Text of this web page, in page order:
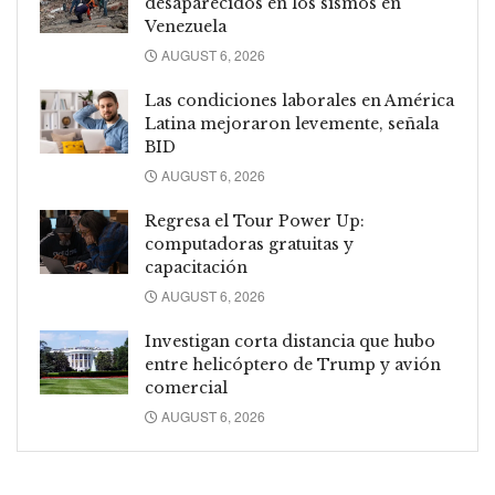
Venezuela
AUGUST 6, 2026
Las condiciones laborales en América
Latina mejoraron levemente, señala
BID
AUGUST 6, 2026
Regresa el Tour Power Up:
computadoras gratuitas y
capacitación
AUGUST 6, 2026
Investigan corta distancia que hubo
entre helicóptero de Trump y avión
comercial
AUGUST 6, 2026